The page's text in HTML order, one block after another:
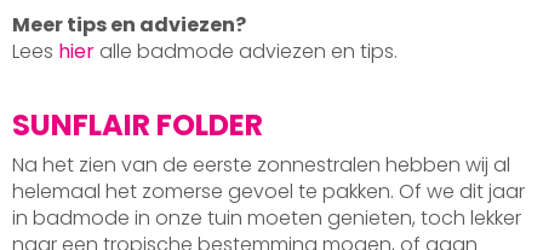
Meer tips en adviezen?
Lees hier alle badmode adviezen en tips.
SUNFLAIR FOLDER
Na het zien van de eerste zonnestralen hebben wij al
helemaal het zomerse gevoel te pakken. Of we dit jaar
in badmode in onze tuin moeten genieten, toch lekker
naar een tropische bestemming mogen, of gaan